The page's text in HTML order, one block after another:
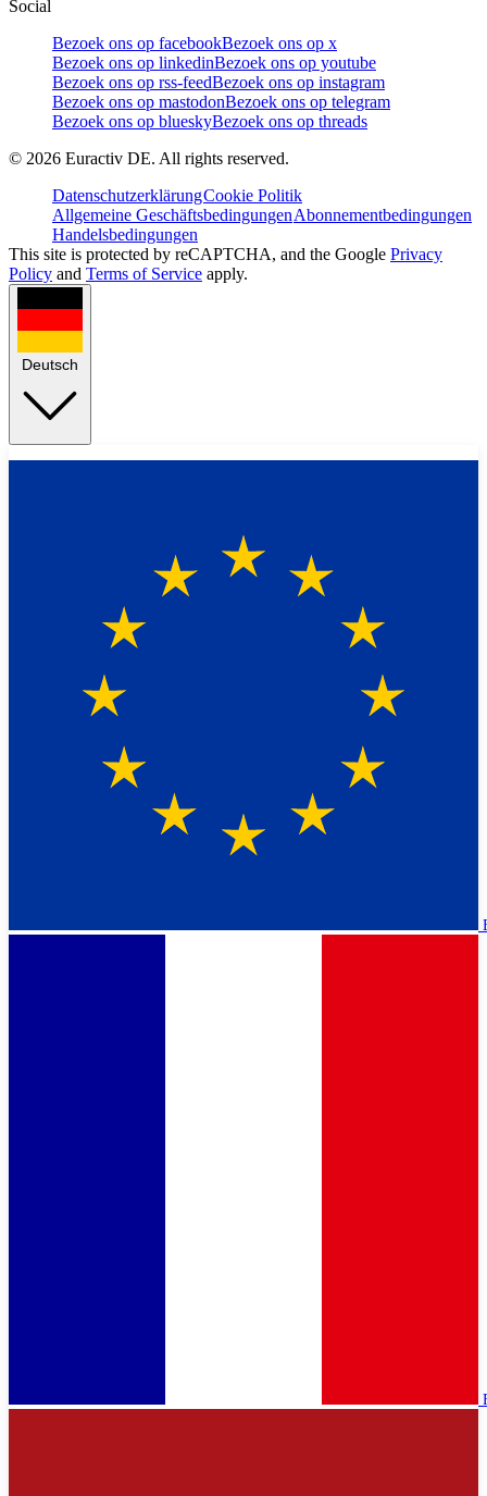
Social
Bezoek ons op facebookBezoek ons op x
Bezoek ons op linkedinBezoek ons op youtube
Bezoek ons op rss-feedBezoek ons op instagram
Bezoek ons op mastodonBezoek ons op telegram
Bezoek ons op blueskyBezoek ons op threads
© 2026 Euractiv DE. All rights reserved.
DatenschutzerklärungCookie Politik
Allgemeine GeschäftsbedingungenAbonnementbedingungen
Handelsbedingungen
This site is protected by reCAPTCHA, and the Google Privacy
Policy and Terms of Service apply.
Deutsch